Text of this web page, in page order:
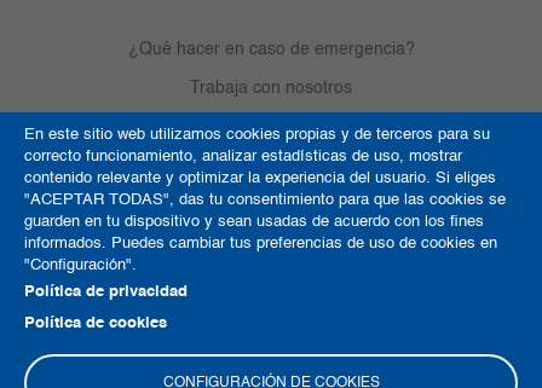
En este sitio web utilizamos cookies propias y de terceros para su
correcto funcionamiento, analizar estadísticas de uso, mostrar
contenido relevante y optimizar la experiencia del usuario. Si eliges
"ACEPTAR TODAS", das tu consentimiento para que las cookies se
guarden en tu dispositivo y sean usadas de acuerdo con los fines
informados. Puedes cambiar tus preferencias de uso de cookies en
"Configuración".
Política de privacidad
Política de cookies
CONFIGURACIÓN DE COOKIES
¿Qué hacer en caso de emergencia?
Trabaja con nosotros
Derechos de autor
Política de Cookies
Términos y condiciones